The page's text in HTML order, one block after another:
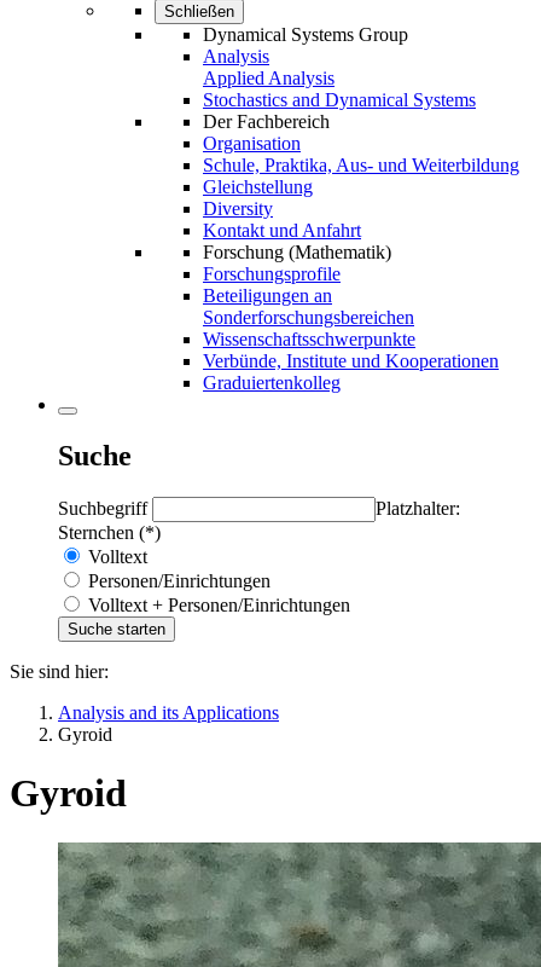
Schließen
Dynamical Systems Group
Analysis
Applied Analysis
Stochastics and Dynamical Systems
Der Fachbereich
Organisation
Schule, Praktika, Aus- und Weiterbildung
Gleichstellung
Diversity
Kontakt und Anfahrt
Forschung (Mathematik)
Forschungsprofile
Beteiligungen an
Sonderforschungsbereichen
Wissenschaftsschwerpunkte
Verbünde, Institute und Kooperationen
Graduiertenkolleg
Suche
Suchbegriff
Platzhalter:
Sternchen (*)
Volltext
Personen/Einrichtungen
Volltext + Personen/Einrichtungen
Sie sind hier:
Analysis and its Applications
Gyroid
Gyroid